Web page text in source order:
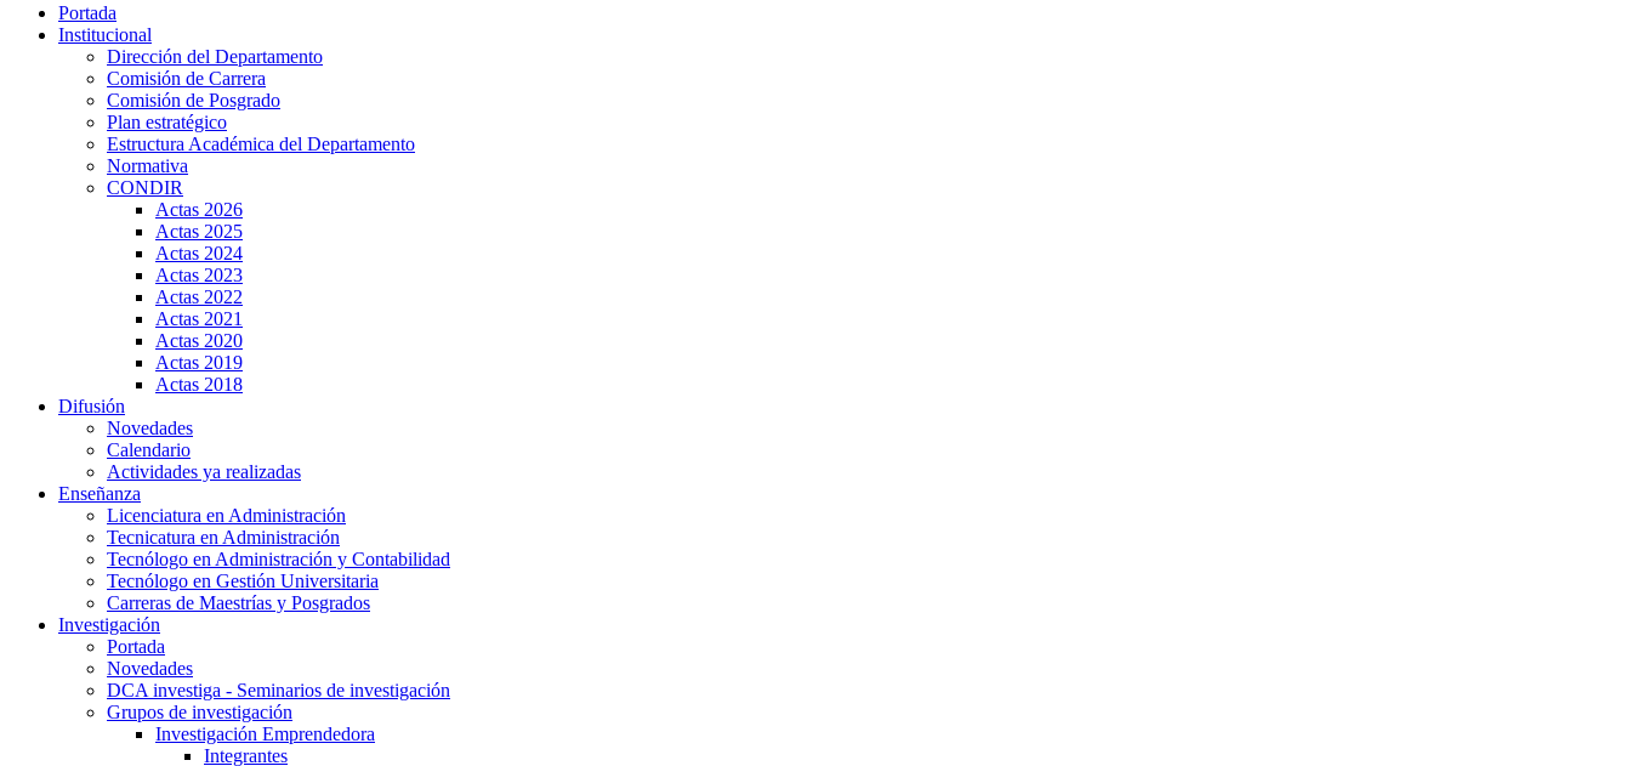
Portada
Institucional
Dirección del Departamento
Comisión de Carrera
Comisión de Posgrado
Plan estratégico
Estructura Académica del Departamento
Normativa
CONDIR
Actas 2026
Actas 2025
Actas 2024
Actas 2023
Actas 2022
Actas 2021
Actas 2020
Actas 2019
Actas 2018
Difusión
Novedades
Calendario
Actividades ya realizadas
Enseñanza
Licenciatura en Administración
Tecnicatura en Administración
Tecnólogo en Administración y Contabilidad
Tecnólogo en Gestión Universitaria
Carreras de Maestrías y Posgrados
Investigación
Portada
Novedades
DCA investiga - Seminarios de investigación
Grupos de investigación
Investigación Emprendedora
Integrantes